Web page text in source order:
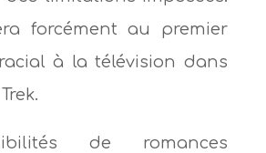
forcément au premier
à la télévision dans
de romances